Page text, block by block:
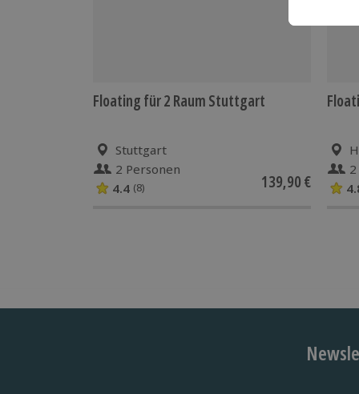
Floating für 2 Raum Stuttgart
Stuttgart
2 Personen
4.4 (8) 139,90 €